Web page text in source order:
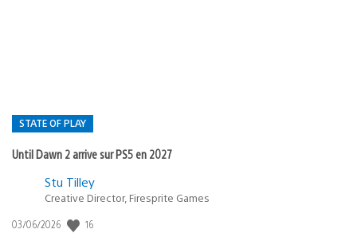
STATE OF PLAY
Until Dawn 2 arrive sur PS5 en 2027
Postée
:
Stu Tilley
Creative Director, Firesprite Games
Date
03/06/2026 16